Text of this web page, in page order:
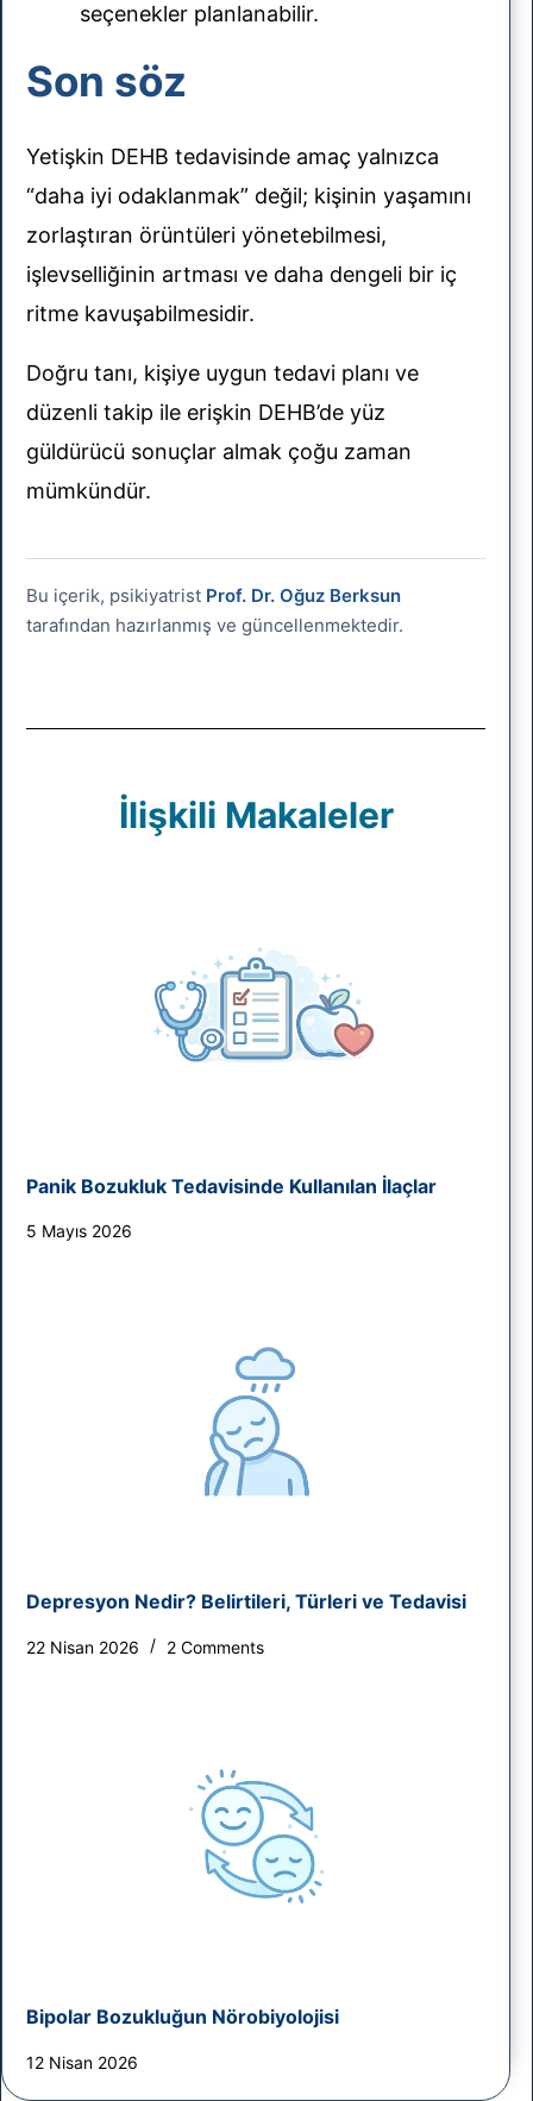
seçenekler planlanabilir.
Son söz
Yetişkin DEHB tedavisinde amaç yalnızca
“daha iyi odaklanmak” değil; kişinin yaşamını
zorlaştıran örüntüleri yönetebilmesi,
işlevselliğinin artması ve daha dengeli bir iç
ritme kavuşabilmesidir.
Doğru tanı, kişiye uygun tedavi planı ve
düzenli takip ile erişkin DEHB’de yüz
güldürücü sonuçlar almak çoğu zaman
mümkündür.
Bu içerik, psikiyatrist Prof. Dr. Oğuz Berksun
tarafından hazırlanmış ve güncellenmektedir.
İlişkili Makaleler
Panik Bozukluk Tedavisinde Kullanılan İlaçlar
5 Mayıs 2026
Depresyon Nedir? Belirtileri, Türleri ve Tedavisi
22 Nisan 2026 2 Comments
Bipolar Bozukluğun Nörobiyolojisi
12 Nisan 2026